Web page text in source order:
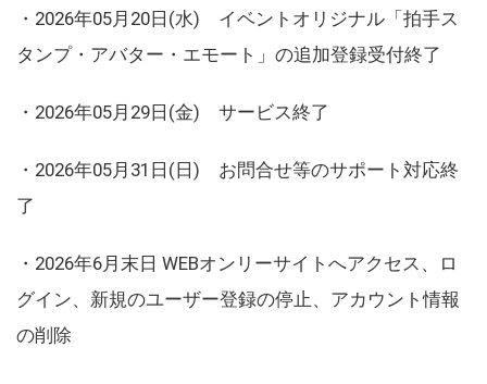
・2026年05月20日(水) イベントオリジナル「拍手ス
タンプ・アバター・エモート」の追加登録受付終了
・2026年05月29日(金) サービス終了
・2026年05月31日(日) お問合せ等のサポート対応終
了
・2026年6月末日 WEBオンリーサイトへアクセス、ロ
グイン、新規のユーザー登録の停止、アカウント情報
の削除